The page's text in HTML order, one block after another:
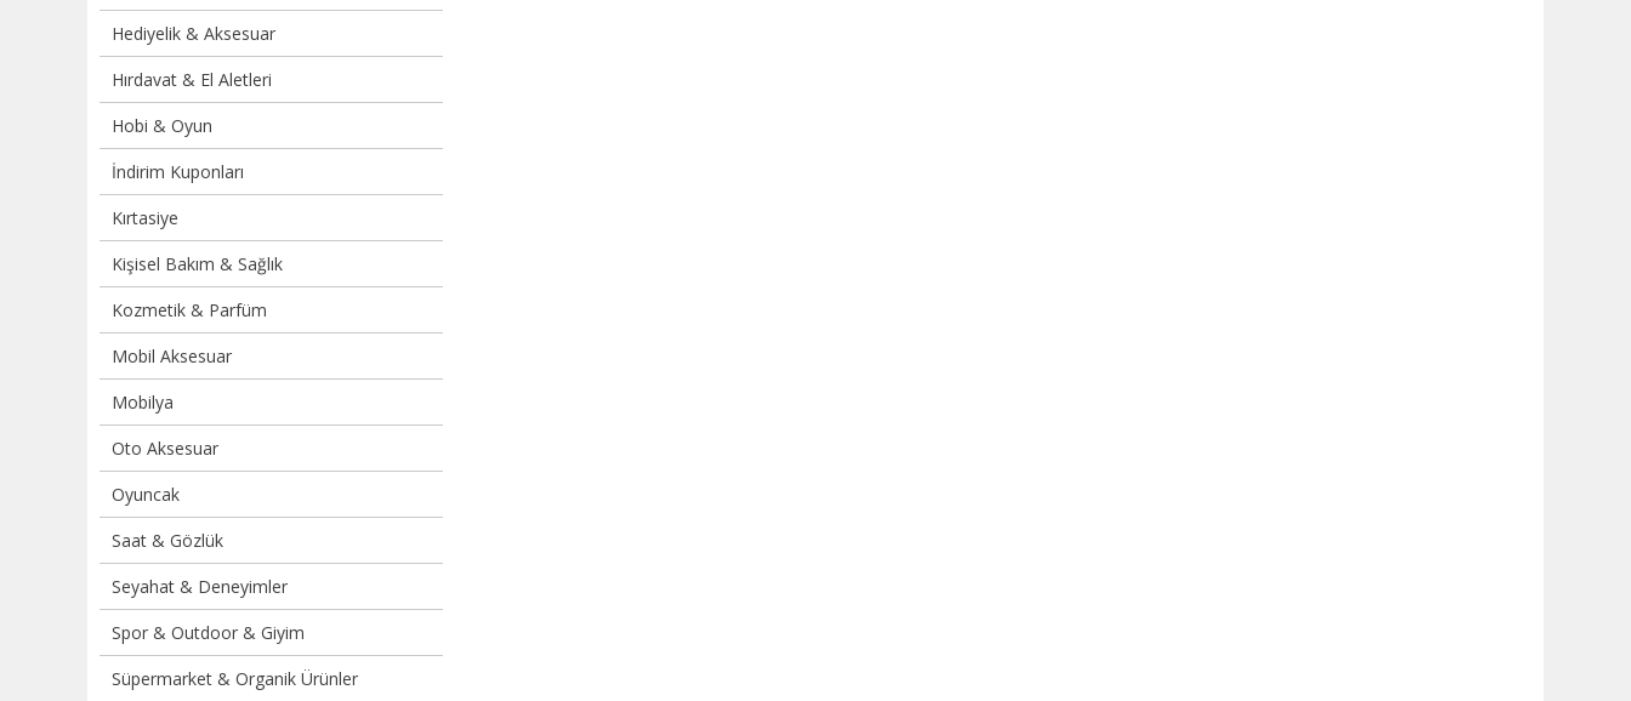
Hediyelik & Aksesuar
Hırdavat & El Aletleri
Hobi & Oyun
İndirim Kuponları
Kırtasiye
Kişisel Bakım & Sağlık
Kozmetik & Parfüm
Mobil Aksesuar
Mobilya
Oto Aksesuar
Oyuncak
Saat & Gözlük
Seyahat & Deneyimler
Spor & Outdoor & Giyim
Süpermarket & Organik Ürünler